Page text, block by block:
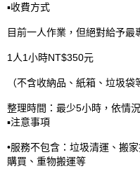
▪️收費方式
目前一人作業，但絕對給予最
1人1小時NT$350元
（不含收納品、紙箱、垃圾袋
整理時間：最少5小時，依情
▪️注意事項
•服務不包含：垃圾清運、搬
購買、重物搬運等